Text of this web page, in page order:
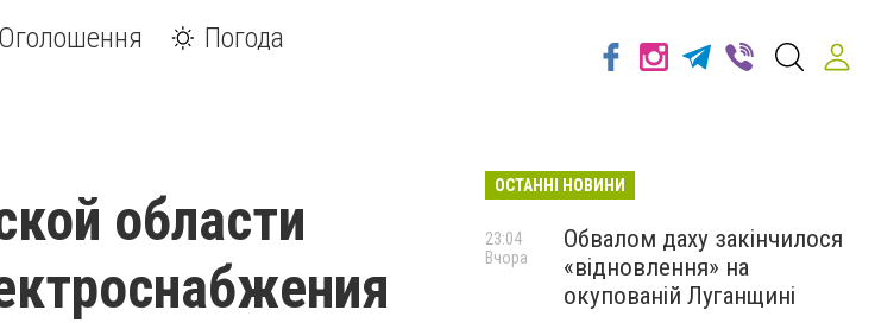
Оголошення Погода
области
ОСТАННІ НОВИНИ
Обвалом даху закінчилося
«відновлення» на
окупованій Луганщині
23:04
Вчора